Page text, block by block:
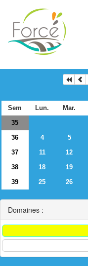
Sem Lun. Mar.
35
36
4 5
37
11 12
38
18 19
39
25 26
Domaines :